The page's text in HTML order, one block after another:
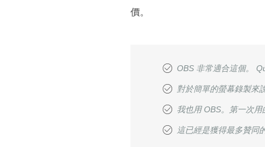
價。
OBS 非常適合這個。
對於簡單的螢幕錄製來
我也用 OBS。第一次用
這已經是獲得最多贊同